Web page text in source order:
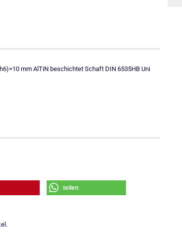
mm AlTiN beschichtet Schaft DIN 6535HB Uni
teilen